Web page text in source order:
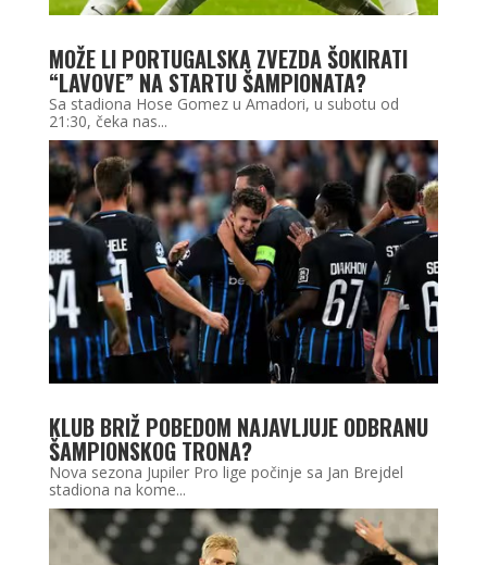
MOŽE LI PORTUGALSKA ZVEZDA ŠOKIRATI
“LAVOVE” NA STARTU ŠAMPIONATA?
Sa stadiona Hose Gomez u Amadori, u subotu od
21:30, čeka nas...
KLUB BRIŽ POBEDOM NAJAVLJUJE ODBRANU
ŠAMPIONSKOG TRONA?
Nova sezona Jupiler Pro lige počinje sa Jan Brejdel
stadiona na kome...